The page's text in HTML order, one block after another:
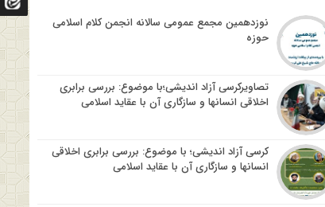
نوزدهمین مجمع عمومی سالانه انجمن کلام اسلامی
حوزه
تصاویرکرسی آزاد اندیشی؛با موضوع: بررسی برابری
اخلاقی انسانها و سازگاری آن با عقاید اسلامی
کرسی آزاد اندیشی؛ با موضوع: بررسی برابری اخلاقی
انسانها و سازگاری آن با عقاید اسلامی